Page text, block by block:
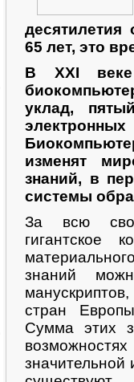
десятилетия
65 лет, это
В XXI веке
уклад,
изменят
знаний, в
системы
За всю
гигантское
знаний
стран
Сумма этих